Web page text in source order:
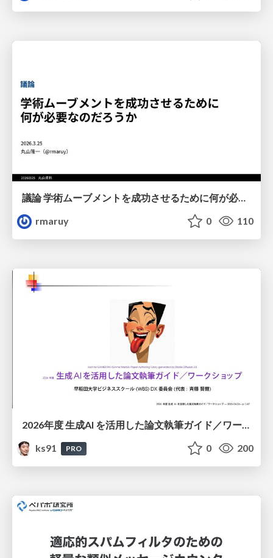
議論 学術ムーブメントを成功させるために何が必要なのだろうか
rmaruy
0 110
2026年度 生成AI を活用した論文執筆ガイド／ワークショップ / 2026 Academic Year Guide to Writing Papers Using Generative AI - Workshop
ks91
PRO 0 200